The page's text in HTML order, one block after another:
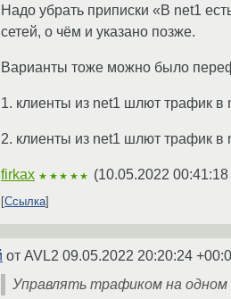
Надо убрать приписки «В net1
сетей, о чём и указано позже.
Варианты тоже можно было
1. клиенты из net1 шлют трафик в
2. клиенты из net1 шлют трафик в
firkax ★★★★★ (10.05.2022
Ссылка
от AVL2 09.05.2022 20:20:24
Управлять трафиком на одном